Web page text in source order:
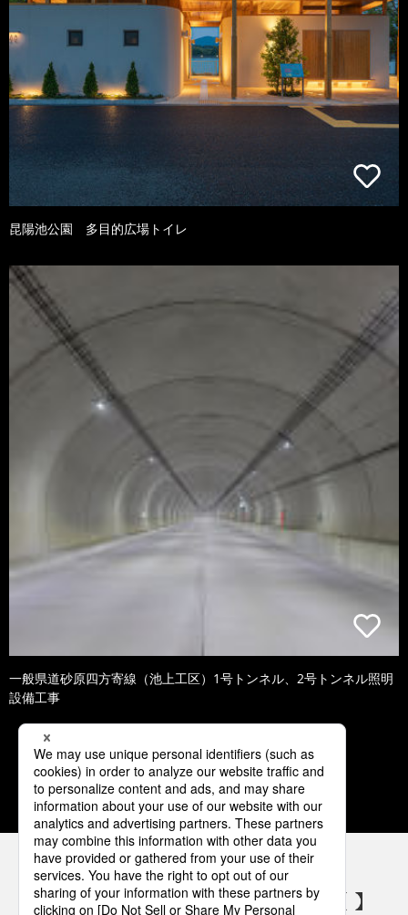
昆陽池公園 多目的広場トイレ
一般県道砂原四方寄線（池上工区）1号トンネル、2号トンネル照明
設備工事
1 2 3 4 5
パナソニックの電気設備 SNSアカウント